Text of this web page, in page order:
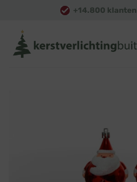
content
+14.800 klanten